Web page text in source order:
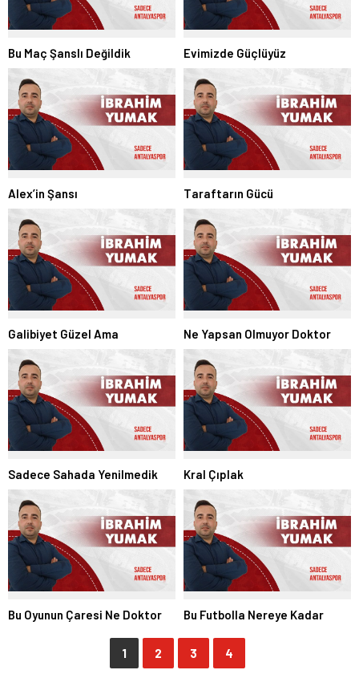
Bu Maç Şanslı Değildik Evimizde Güçlüyüz
Alex’in Şansı Taraftarın Gücü
Galibiyet Güzel Ama Ne Yapsan Olmuyor Doktor
Sadece Sahada Yenilmedik Kral Çıplak
Bu Oyunun Çaresi Ne Doktor Bu Futbolla Nereye Kadar
1 2 3 4